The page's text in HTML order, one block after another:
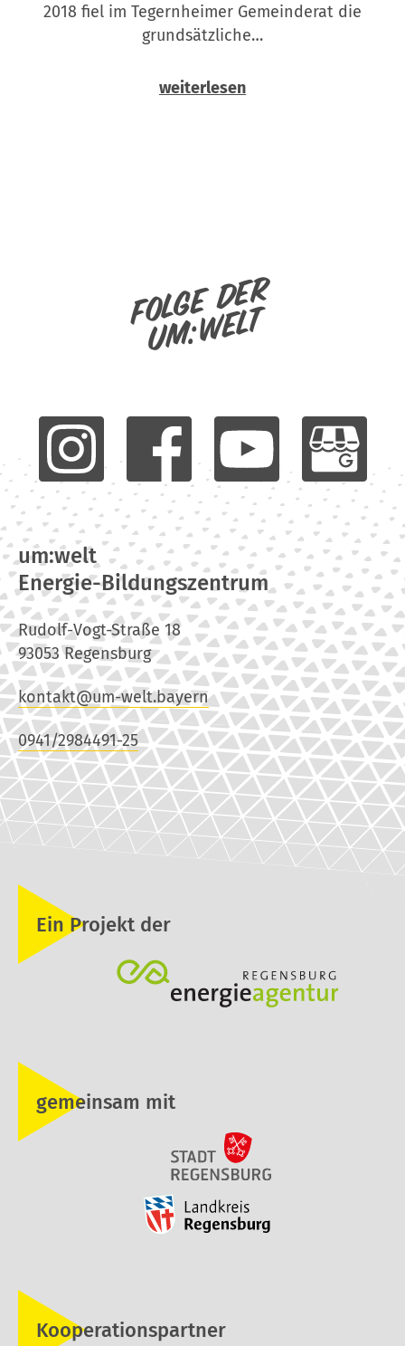
2018 fiel im Tegernheimer Gemeinderat die
grundsätzliche…
weiterlesen
Folge der
um:welt
um:welt
Energie-Bildungszentrum
Rudolf-Vogt-Straße 18
93053 Regensburg
kontakt@um-welt.bayern
0941/2984491-25
Ein Projekt der
gemeinsam mit
Kooperationspartner